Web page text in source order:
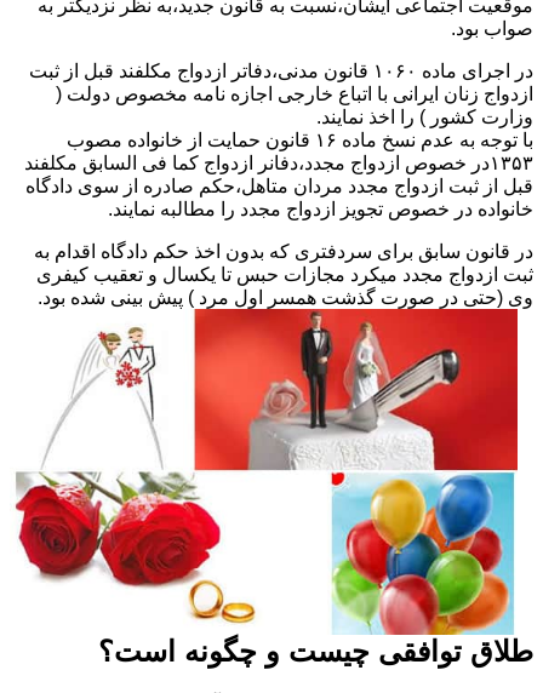
موقعیت اجتماعی ایشان،نسبت به قانون جدید،به نظر نزدیکتر به
صواب بود.
در اجرای ماده ۱۰۶۰ قانون مدنی،دفاتر ازدواج مکلفند قبل از ثبت
ازدواج زنان ایرانی با اتباع خارجی اجازه نامه مخصوص دولت (
وزارت کشور ) را اخذ نمایند.
با توجه به عدم نسخ ماده ۱۶ قانون حمایت از خانواده مصوب
۱۳۵۳در خصوص ازدواج مجدد،دفانر ازدواج کما فی السابق مکلفند
قبل از ثبت ازدواج مجدد مردان متاهل،حکم صادره از سوی دادگاه
خانواده در خصوص تجویز ازدواج مجدد را مطالبه نمایند.
در قانون سابق برای سردفتری که بدون اخذ حکم دادگاه اقدام به
ثبت ازدواج مجدد میکرد مجازات حبس تا یکسال و تعقیب کیفری
وی (حتی در صورت گذشت همسر اول مرد ) پیش بینی شده بود.
طلاق توافقی چیست و چگونه است؟